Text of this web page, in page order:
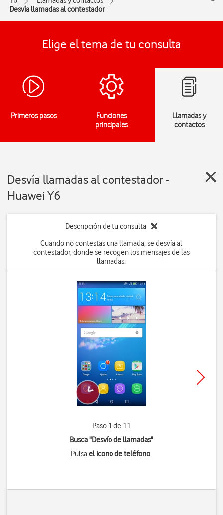
Desvía llamadas al contestador
Elige el tema de tu consulta
Primeros pasos
Funciones
principales
Llamadas y
contactos
Desvía llamadas al contestador -
Huawei Y6
Descripción de tu consulta
Cuando no contestas una llamada, se desvía al
contestador, donde se recogen los mensajes de las
llamadas.
Paso 1 de 11
Busca "Desvío de llamadas"
Pulsael icono de teléfono.